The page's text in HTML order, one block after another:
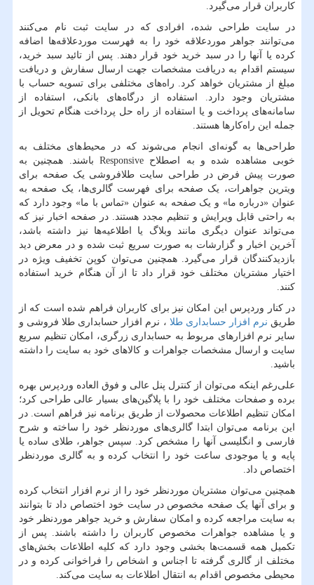
کاربران قرار می‌گیرد.
در سایت طراحی شده، افرادی که در سایت ثبت نام می‌کنند
می‌توانند جواهر موردعلاقه خود را به فهرست موردعلاقه‌ها اضافه
کرده یا آنها را در سبد خرید خود قرار دهند. پس از تائید سبد خرید،
سیستم اقدام به دریافت مشخصات جهت ارسال سفارش و دریافت
مبلغ از مشتریان خواهد کرد. راه‌های مختلفی برای تسویه حساب با
مشتریان وجود دارد. استفاده از درگاه‌های بانکی، استفاده از
سامانه‌های پرداخت و یا استفاده از راه حل پرداخت هنگام تحویل از
جمله این راه‌کارها هستند
طراحی‌ها به گونه‌ای انجام می‌شوند که در محیط‌های مختلف به
خوبی مشاهده شده و به اصطلاح Responsive باشند. همچنین به
صورت پیش فرض در طراحی سایت طلافروشی یک صفحه برای
ویترین جواهرات، یک صفحه برای فهرست گالری‌ها، یک صفحه به
عنوان «درباره ما» و یک صفحه به عنوان «تماس با ما» وجود دارد که
به راحتی قابل ویرایش و تنظیم مجدد هستند. در صفحه اخبار نیز که
می‌تواند عنوان دیگری مانند وبلاگ یا اطلاعیه‌ها نیز داشته باشد،
آخرین اخبار و گزارشات به صورت سریع ثبت شده و در معرض دید
بازدیدکنندگان قرار می‌گیرد. همچنین می‌توان کوپن تخفیف ویژه در
اختیار مشتریان مختلف خود قرار داد تا از آن هنگام خرید استفاده
کنند
در کنار وردپرس این امکان نیز برای کاربران فراهم شده است که از
طریق نرم افزار حسابداری طلا ، نرم افزار حسابداری طلا فروشی و
سایر نرم افزارهای مربوط به حسابداری زرگری، امکان تنظیم سریع
سایت و ارسال مشخصات جواهرات و کالاهای خود به سایت را داشته
باشید
علی‌رغم اینکه می‌توان از کنترل پنل عالی و فوق العاده وردپرس بهره
برده و صفحات مختلف خود را با پلاگین‌های بسیار عالی طراحی کرد؛
امکان تنظیم اطلاعات محصولات از طریق برنامه نیز فراهم است. در
این برنامه می‌توان ابتدا گالری‌های موردنظر خود را ساخته و شرح
فارسی و انگلیسی آنها را مشخص کرد. سپس جواهر، طلای ساده یا
پایه و یا موجودی ساعت خود را انتخاب کرده و به گالری موردنظر
اختصاص داد
همچنین می‌توان مشتریان موردنظر خود را از نرم افزار انتخاب کرده
و برای آنها یک صفحه مخصوص در سایت خود اختصاص داد تا بتوانند
به سایت مراجعه کرده و امکان سفارش و خرید جواهر موردنظر خود
و یا مشاهده جواهرات مخصوص کاربران را داشته باشند. پس از
تکمیل همه قسمت‌ها بخشی وجود دارد که کلیه اطلاعات بخش‌های
مختلف از گالری گرفته تا اجناس و اشخاص را فراخوانی کرده و در
محیطی مخصوص اقدام به انتقال اطلاعات به سایت می‌کند